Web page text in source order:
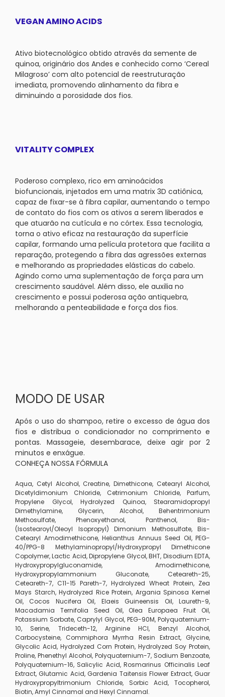
VEGAN AMINO ACIDS
Ativo biotecnológico obtido através da semente de
quinoa, originário dos Andes e conhecido como ‘Cereal
Milagroso’ com alto potencial de reestruturação
imediata, promovendo alinhamento da fibra e
diminuindo a porosidade dos fios.
VITALITY COMPLEX
Poderoso complexo, rico em aminoácidos
biofuncionais, injetados em uma matrix 3D catiônica,
capaz de fixar-se à fibra capilar, aumentando o tempo
de contato do fios com os ativos a serem liberados e
que atuarão na cutícula e no córtex. Essa tecnologia,
torna o ativo eficaz na restauração da superfície
capilar, formando uma película protetora que facilita a
reparação, protegendo a fibra das agressões externas
e melhorando as propriedades elásticas do cabelo.
Agindo como uma suplementação de força para um
crescimento saudável. Além disso, ele auxilia no
crescimento e possui poderosa ação antiquebra,
melhorando a penteabilidade e força dos fios.
MODO DE USAR
Após o uso do shampoo, retire o excesso de água dos
fios e distribua o condicionador no comprimento e
pontas. Massageie, desembarace, deixe agir por 2
minutos e enxágue.
CONHEÇA NOSSA FÓRMULA
Aqua, Cetyl Alcohol, Creatine, Dimethicone, Cetearyl Alcohol,
Dicetyldimonium Chloride, Cetrimonium Chloride, Parfum,
Propylene Glycol, Hydrolyzed Quinoa, Stearamidopropyl
Dimethylamine, Glycerin, Alcohol, Behentrimonium
Methosulfate, Phenoxyethanol, Panthenol, Bis-
(Isostearoyl/Oleoyl Isopropyl) Dimonium Methosulfate, Bis-
Cetearyl Amodimethicone, Helianthus Annuus Seed Oil, PEG-
40/PPG-8 Methylaminopropyl/Hydroxypropyl Dimethicone
Copolymer, Lactic Acid, Dipropylene Glycol, BHT, Disodium EDTA,
Hydroxypropylgluconamide, Amodimethicone,
Hydroxypropylammonium Gluconate, Ceteareth-25,
Ceteareth-7, C11-15 Pareth-7, Hydrolyzed Wheat Protein, Zea
Mays Starch, Hydrolyzed Rice Protein, Argania Spinosa Kernel
Oil, Cocos Nucifera Oil, Elaeis Guineensis Oil, Laureth-9,
Macadamia Ternifolia Seed Oil, Olea Europaea Fruit Oil,
Potassium Sorbate, Caprylyl Glycol, PEG-90M, Polyquaternium-
10, Serine, Trideceth-12, Arginine HCl, Benzyl Alcohol,
Carbocysteine, Commiphora Myrrha Resin Extract, Glycine,
Glycolic Acid, Hydrolyzed Corn Protein, Hydrolyzed Soy Protein,
Proline, Phenethyl Alcohol, Polyquaternium-7, Sodium Benzoate,
Polyquaternium-16, Salicylic Acid, Rosmarinus Officinalis Leaf
Extract, Glutamic Acid, Gardenia Taitensis Flower Extract, Guar
Hydroxypropyltrimonium Chloride, Sorbic Acid, Tocopherol,
Biotin, Amyl Cinnamal and Hexyl Cinnamal.